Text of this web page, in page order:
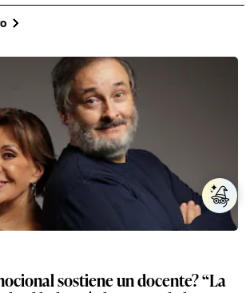
sostiene un docente? “La